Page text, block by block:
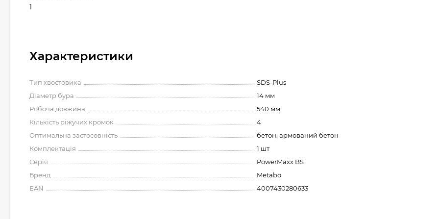
1
Характеристики
Тип хвостовика
SDS-Plus
Діаметр бура
14 мм
Робоча довжина
540 мм
Кількість ріжучих кромок
4
Оптимальна застосовність
бетон, армований бетон
Комплектація
1 шт
Серія
PowerMaxx BS
Бренд
Metabo
EAN
4007430280633